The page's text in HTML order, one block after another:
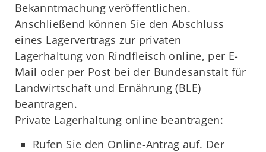
Bekanntmachung veröffentlichen.
Anschließend können Sie den Abschluss
eines Lagervertrags zur privaten
Lagerhaltung von Rindfleisch online, per E-
Mail oder per Post bei der Bundesanstalt für
Landwirtschaft und Ernährung (BLE)
beantragen.
Private Lagerhaltung online beantragen:
Rufen Sie den Online-Antrag auf. Der